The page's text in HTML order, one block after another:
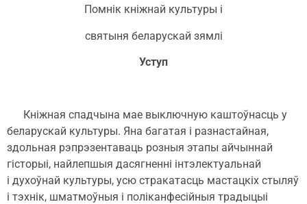
Помнік кніжнай культуры і
святыня беларускай зямлі
Уступ
Кніжная спадчына мае выключную каштоўнасць у
беларускай культуры. Яна багатая і разнастайная,
здольная рэпрэзентаваць розныя этапы айчыннай
гісторыі, найлепшыя дасягненні інтэлектуальнай
і духоўнай культуры, усю стракатасць мастацкіх стыляў
і тэхнік, шматмоўныя і поліканфесійныя традыцыі